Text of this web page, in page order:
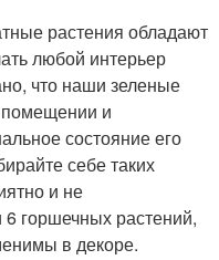
растения обладают
любой интерьер
что наши зеленые
помещении и
состояние его
себе таких
и не
горшечных растений,
в декоре.